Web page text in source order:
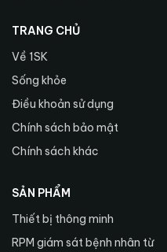
TRANG CHỦ
Về 1SK
Sống khỏe
Điều khoản sử dụng
Chính sách bảo mật
Chính sách khác
SẢN PHẨM
Thiết bị thông minh
RPM giám sát bệnh nhân từ